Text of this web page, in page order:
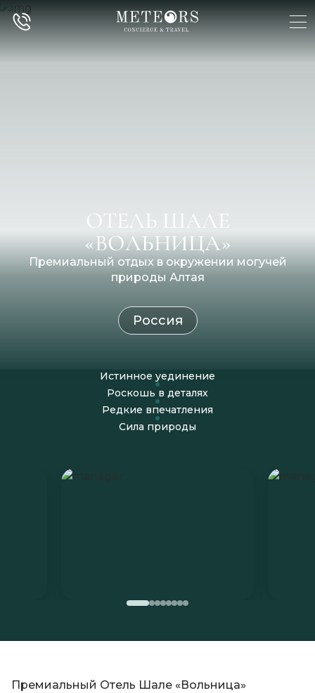
ОТЕЛЬ ШАЛЕ
«ВОЛЬНИЦА»
Премиальный отдых в окружении могучей
природы Алтая
Россия
Истинное уединение
Роскошь в деталях
Редкие впечатления
Сила природы
Премиальный Отель Шале «Вольница»